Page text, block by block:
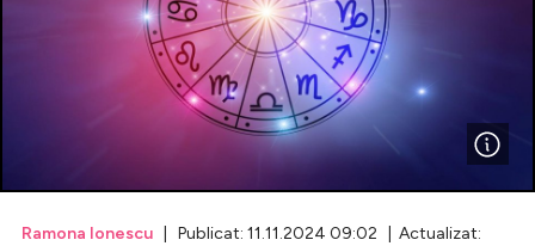
Lifestyle
Ramona Ionescu | Publicat: 11.11.2024 09:02 | Actualizat: